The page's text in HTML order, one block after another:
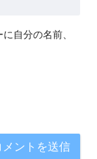
自分の名前、